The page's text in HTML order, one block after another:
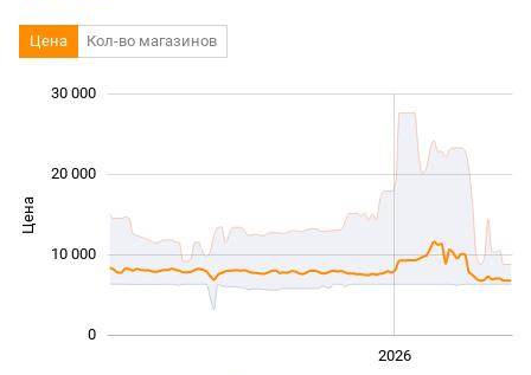
Цена Кол-во магазинов
Цена
0
10 000
20 000
30 000
2026